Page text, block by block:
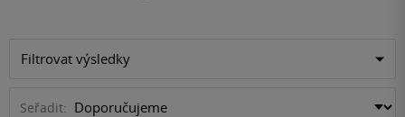
Filtrovat výsledky
Seřadit: